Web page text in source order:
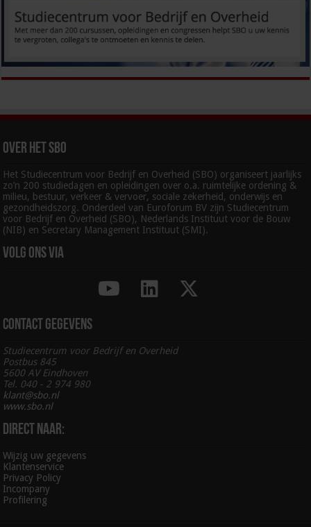
Over het SBO
Het Studiecentrum voor Bedrijf en Overheid (SBO) organiseert jaarlijks
zo’n 200 studiedagen en opleidingen over o.a. ruimtelijke ordening &
milieu, bestuur, verkeer & vervoer, sociale zekerheid, onderwijs en
gezondheidszorg. Onderdeel van Euroforum BV zijn Studiecentrum
voor Bedrijf en Overheid (SBO), Nederlands Instituut voor de Bouw
(NIB) en Secretary Management Instituut (SMI).
Volg ons via
Contact gegevens
Studiecentrum voor Bedrijf en Overheid
Postbus 845
5600 AV Eindhoven
Tel. 040 - 2 974 980
klant@sbo.nl
www.sbo.nl
Direct naar:
Wijzig uw gegevens
Klantenservice
Privacy Policy
Incompany
Profilering